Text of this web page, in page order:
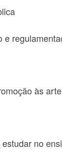
às
no